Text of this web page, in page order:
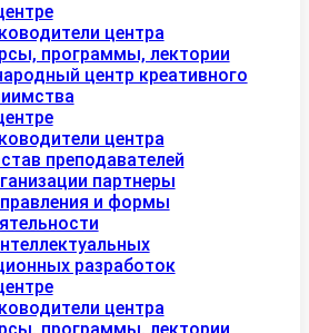
центра
программы, лектории
центр креативного
центра
преподавателей
партнеры
и формы
разработок
центра